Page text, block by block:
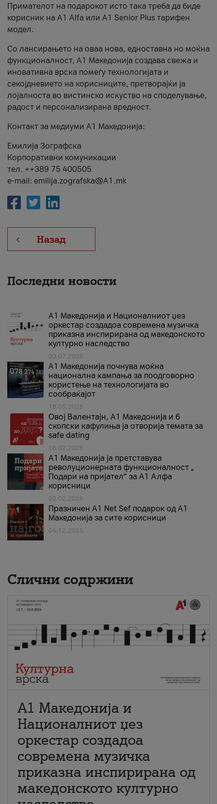
Примателот на подарокот исто така треба да биде
корисник на А1 Alfa или A1 Senior Plus тарифен
модел.
Со лансирањето на оваа нова, едноставна но моќна
функционалност, А1 Македонија создава свежа и
иновативна врска помеѓу технологијата и
секојдневието на корисниците, претворајќи ја
лојалноста во вистинско искуство на споделување,
радост и персонализирана вредност.
Контакт за медиуми А1 Македонија:
Емилија Зографска
Корпоративни комуникации
тел. ++389 75 400505
e-mail: emilija.zografska@A1.mk
Назад
Последни новости
А1 Македонија и Националниот џез
оркестар создадоа современа музичка
приказна инспирирана од македонското
културно наследство
03.07.2026
A1 Македонија почнува моќна
национална кампања за поодговорно
користење на технологијата во
сообраќајот
18.05.2026
Овој Валентајн, A1 Македонија и 6
скопски кафулиња ја отворија темата за
safe dating
16.02.2026
А1 Македонија ја претставува
револуционерната функционалност „
Подари на пријател“ за А1 Алфа
корисници
02.02.2026
Празничен A1 Net Sеf подарок од А1
Македонија за сите корисници
04.12.2025
Слични содржини
А1 Македонија и
Националниот џез
оркестар создадоа
современа музичка
приказна инспирирана од
македонското културно